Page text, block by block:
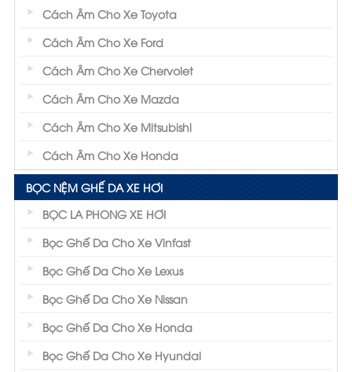
Cách Âm Cho Xe Toyota
Cách Âm Cho Xe Ford
Cách Âm Cho Xe Chervolet
Cách Âm Cho Xe Mazda
Cách Âm Cho Xe Mitsubishi
Cách Âm Cho Xe Honda
BỌC NỆM GHẾ DA XE HƠI
BỌC LA PHONG XE HƠI
Bọc Ghế Da Cho Xe Vinfast
Bọc Ghế Da Cho Xe Lexus
Bọc Ghế Da Cho Xe Nissan
Bọc Ghế Da Cho Xe Honda
Bọc Ghế Da Cho Xe Hyundai